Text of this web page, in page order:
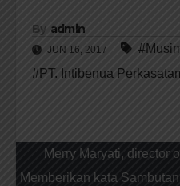
By admin
JUN 16, 2017
#PT. Intibenua
Merry Maryati, director
Memberikan kata